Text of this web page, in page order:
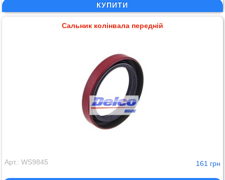
КУПИТИ
Сальник колінвала передній
Арт.: WS9845 161 грн